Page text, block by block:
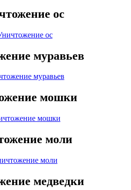
ос
муравьев
мошки
моли
медведки